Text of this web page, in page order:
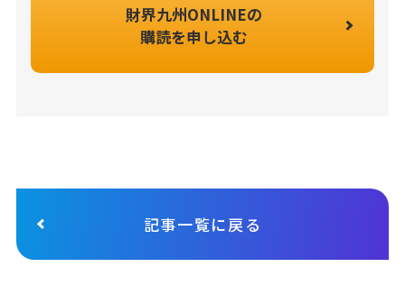
財界九州ONLINEの
購読を申し込む
記事一覧に戻る